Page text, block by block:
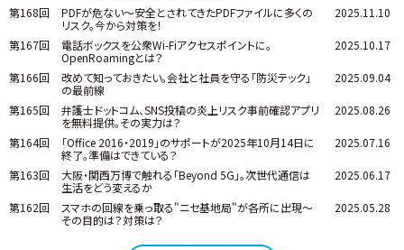
第168回
PDFが危ない～安全とされてきたPDFファイルに多くの
リスク。今から対策を！
2025.11.10
第167回
電話ボックスを公衆Wi-Fiアクセスポイントに。
OpenRoamingとは？
2025.10.17
第166回
改めて知っておきたい。会社と社員を守る「防災テック」
の最前線
2025.09.04
第165回
弁護士ドットコム、SNS投稿の炎上リスク事前確認アプリ
を無料提供。その実力は？
2025.08.26
第164回
「Office 2016・2019」のサポートが2025年10月14日に
終了。準備はできている？
2025.07.16
第163回
大阪・関西万博で触れる「Beyond 5G」。次世代通信は
生活をどう変えるか
2025.06.17
第162回
スマホの回線を乗っ取る"ニセ基地局"が各所に出現～
その目的は？対策は？
2025.05.28